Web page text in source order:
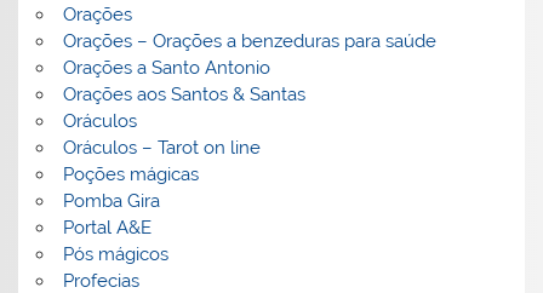
Orações
Orações – Orações a benzeduras para saúde
Orações a Santo Antonio
Orações aos Santos & Santas
Oráculos
Oráculos – Tarot on line
Poções mágicas
Pomba Gira
Portal A&E
Pós mágicos
Profecias